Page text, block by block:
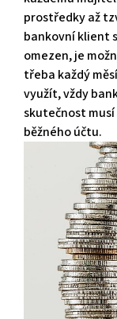
prostředky až
bankovní klient
omezen, je
třeba každý
využít, vždy
skutečnost
běžného účtu.